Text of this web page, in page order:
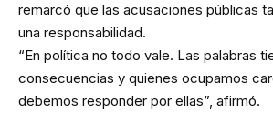
remarcó que las acusaciones públicas
una responsabilidad.
“En política no todo vale. Las palabras
consecuencias y quienes ocupamos
debemos responder por ellas”, afirmó.